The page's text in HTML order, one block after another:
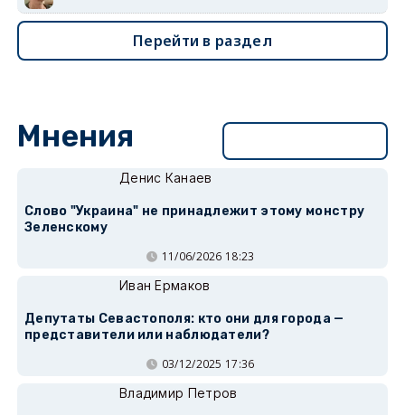
Перейти в раздел
Мнения
Денис Канаев
Слово "Украина" не принадлежит этому монстру
Зеленскому
11/06/2026 18:23
Иван Ермаков
Депутаты Севастополя: кто они для города —
представители или наблюдатели?
03/12/2025 17:36
Владимир Петров